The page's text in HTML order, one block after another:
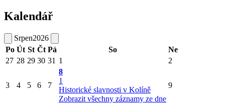
Kalendář
Srpen2026
Po Út St Čt Pá So
Ne
27 28 29 30 31 1 2
3 4 5 6 7
8
1
Historické slavnosti v Kolíně
Zobrazit všechny záznamy ze dne
9